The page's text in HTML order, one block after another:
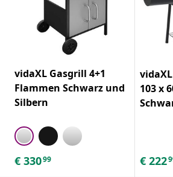
vidaXL Gasgrill 4+1
Flammen Schwarz und
Silbern
€ 33099
103 x
€ 222